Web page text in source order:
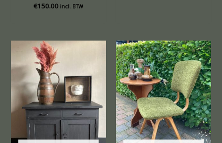
€150.00 incl. BTW